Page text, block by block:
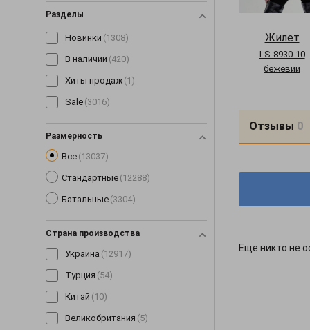
Комбинезоны
Комплекты
Корсеты(63)
Костюмы(1489)
Косынки и банданы(16)
Разделы
Новинки (1308)
В наличии (420)
Хиты продаж (1)
Sale (3016)
Размерность
Все (13037)
Стандартные (12288)
Батальные (3304)
Страна производства
Украина (12917)
Турция (54)
Китай (10)
Великобритания (5)
Жилет
LS-8930-10
бежевий
Отзывы 0
Еще никто не